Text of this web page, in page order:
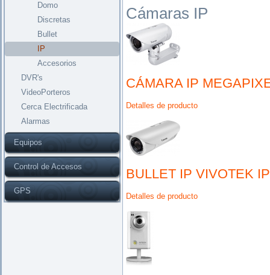
Domo
Discretas
Bullet
IP
Accesorios
DVR's
VideoPorteros
Cerca Electrificada
Alarmas
Equipos
Control de Accesos
GPS
Cámaras IP
CÁMARA IP
Detalles de producto
BULLET IP VIVOTEK
Detalles de producto